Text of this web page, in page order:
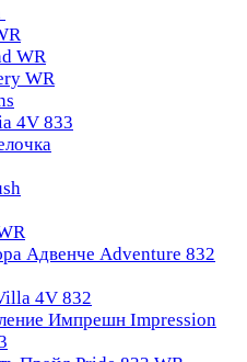
WR
WR
4V 833
Адвенче Adventure 832
4V 832
Импрешн Impression